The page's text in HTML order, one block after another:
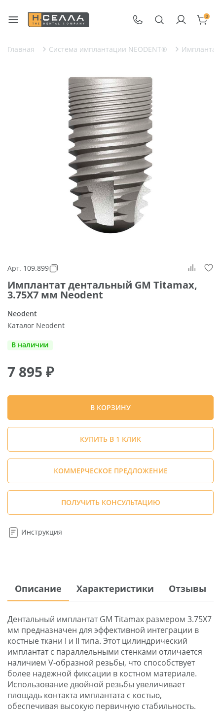
0
Главная Система имплантации NEODENT®
Арт. 109.899
Имплантат дентальный GM Titamax,
3.75X7 мм Neodent
Neodent
Каталог Neodent
В наличии
7 895 ₽
В КОРЗИНУ
КУПИТЬ В 1 КЛИК
КОММЕРЧЕСКОЕ ПРЕДЛОЖЕНИЕ
ПОЛУЧИТЬ КОНСУЛЬТАЦИЮ
Инструкция
Описание Характеристики Отзывы
Дентальный имплантат GM Titamax размером 3.75X7
мм предназначен для эффективной интеграции в
костные ткани I и II типа. Этот цилиндрический
имплантат с параллельными стенками отличается
наличием V-образной резьбы, что способствует
более надежной фиксации в костном материале.
Использование двойной резьбы увеличивает
площадь контакта имплантата с костью,
обеспечивая высокую первичную стабильность.